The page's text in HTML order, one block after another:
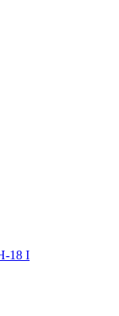
18 I